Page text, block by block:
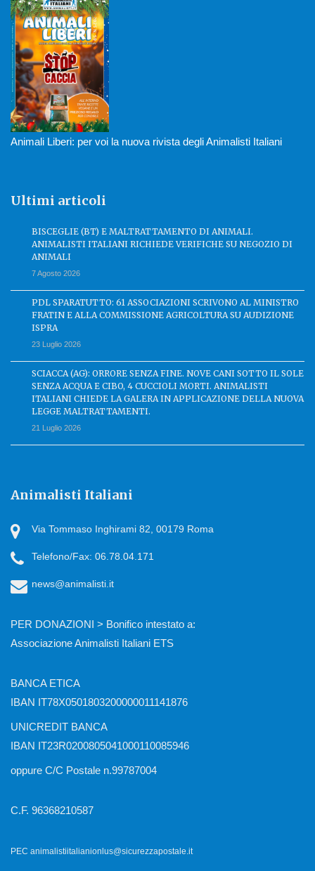
Animali Liberi: per voi la nuova rivista degli Animalisti Italiani
Ultimi articoli
BISCEGLIE (BT) E MALTRATTAMENTO DI ANIMALI.
ANIMALISTI ITALIANI RICHIEDE VERIFICHE SU NEGOZIO DI
ANIMALI
7 Agosto 2026
PDL SPARATUTTO: 61 ASSOCIAZIONI SCRIVONO AL MINISTRO
FRATIN E ALLA COMMISSIONE AGRICOLTURA SU AUDIZIONE
ISPRA
23 Luglio 2026
SCIACCA (AG): ORRORE SENZA FINE. NOVE CANI SOTTO IL SOLE
SENZA ACQUA E CIBO, 4 CUCCIOLI MORTI. ANIMALISTI
ITALIANI CHIEDE LA GALERA IN APPLICAZIONE DELLA NUOVA
LEGGE MALTRATTAMENTI.
21 Luglio 2026
Animalisti Italiani
Via Tommaso Inghirami 82, 00179 Roma
Telefono/Fax: 06.78.04.171
news@animalisti.it
PER DONAZIONI > Bonifico intestato a:
Associazione Animalisti Italiani ETS
BANCA ETICA
IBAN IT78X0501803200000011141876
UNICREDIT BANCA
IBAN IT23R0200805041000110085946
oppure C/C Postale n.99787004
C.F. 96368210587
PEC animalistiitalianionlus@sicurezzapostale.it